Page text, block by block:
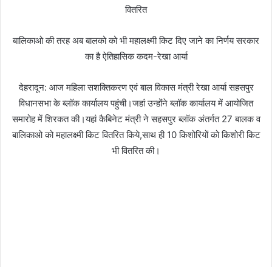
वितरित
बालिकाओ की तरह अब बालको को भी महालक्ष्मी किट दिए जाने का निर्णय सरकार
का है ऐतिहासिक कदम-रेखा आर्या
देहरादून: आज महिला सशक्तिकरण एवं बाल विकास मंत्री रेखा आर्या सहसपुर
विधानसभा के ब्लॉक कार्यालय पहुंची।जहां उन्होंने ब्लॉक कार्यालय में आयोजित
समारोह में शिरकत की।यहां कैबिनेट मंत्री ने सहसपुर ब्लॉक अंतर्गत 27 बालक व
बालिकाओ को महालक्ष्मी किट वितरित किये,साथ ही 10 किशोरियों को किशोरी किट
भी वितरित की।